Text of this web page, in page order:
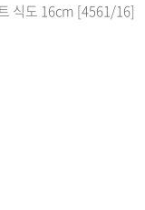
식도 16cm [4561/16]